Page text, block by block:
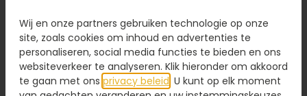
Voeg een kaart toe met jouw persoonlijke tekst
Wij en onze partners gebruiken technologie op onze
site, zoals cookies om inhoud en advertenties te
personaliseren, social media functies te bieden en ons
websiteverkeer te analyseren. Klik hieronder om akkoord
te gaan met ons privacy beleid . U kunt op elk moment